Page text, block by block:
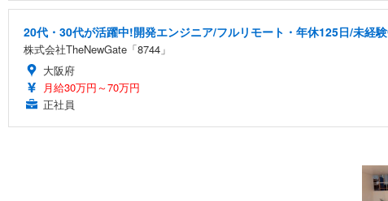
20代・30代が活躍中!開発エンジニア/フルリモート・年休125日/未経
株式会社TheNewGate「8744」
大阪府
月給30万円～70万円
正社員